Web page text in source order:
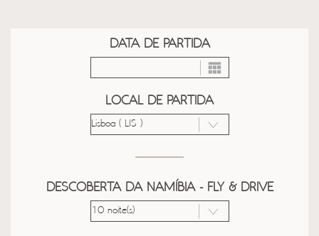
DATA DE PARTIDA
LOCAL DE PARTIDA
DESCOBERTA DA NAMÍBIA - FLY & DRIVE